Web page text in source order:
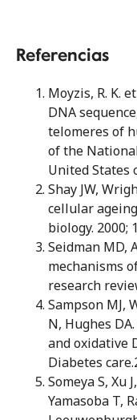
Referencias
Moyzis, R. K.
DNA
telomeres of
of the
United States
Shay JW,
cellular
biology. 2000;
Seidman MD,
mechanisms
research
Sampson MJ,
N, Hughes
and oxidative
Diabetes
Someya S, Xu
Yamasoba T,